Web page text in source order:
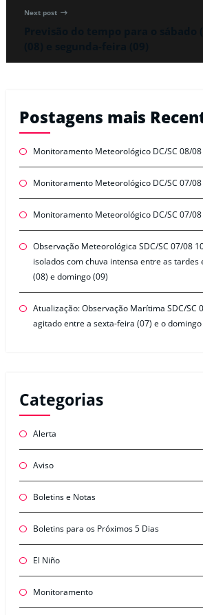
Next post
Postagens mais
Monitoramento Meteorológico DC/SC 08/
Monitoramento Meteorológico DC/SC 07/
Monitoramento Meteorológico DC/SC 07/
Observação Meteorológica SDC/SC 07/08
isolados com chuva intensa entre as tardes
(08) e domingo (09)
Atualização: Observação Marítima SDC/SC
agitado entre a sexta-feira (07) e o domingo
Categorias
Alerta
Aviso
Boletins e Notas
Boletins para os Próximos 5 Dias
El Niño
Monitoramento